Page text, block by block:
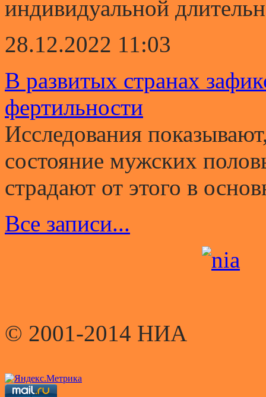
индивидуальной
28.12.2022 11:03
В развитых странах
фертильности
Исследования
состояние мужских
страдают от этого в
Все записи...
© 2001-2014 НИА